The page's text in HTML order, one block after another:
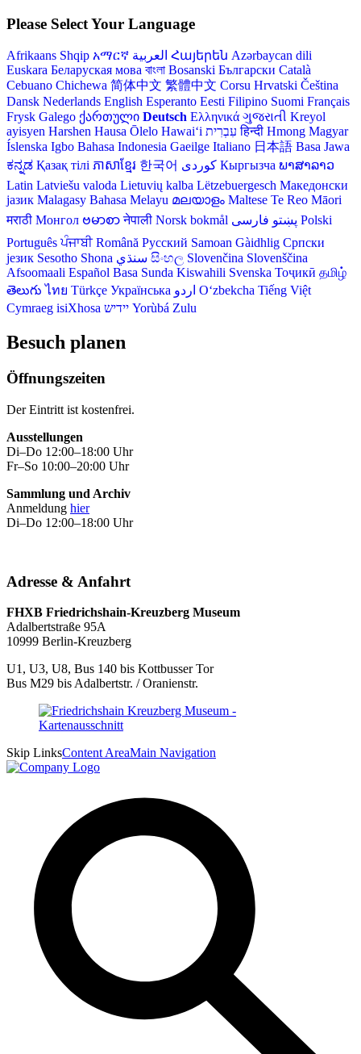
Please Select Your Language
Afrikaans Shqip አማርኛ العربية Հայերեն Azərbaycan dili
Euskara Беларуская мова বাংলা Bosanski Български Català
Cebuano Chichewa 简体中文 繁體中文 Corsu Hrvatski Čeština‎
Dansk Nederlands English Esperanto Eesti Filipino Suomi Français
Frysk Galego ქართული Deutsch Ελληνικά ગુજરાતી Kreyol
ayisyen Harshen Hausa Ōlelo Hawaiʻi עִבְרִית हिन्दी Hmong Magyar
Íslenska Igbo Bahasa Indonesia Gaeilge Italiano 日本語 Basa Jawa
ಕನ್ನಡ Қазақ тілі ភាសាខ្មែរ 한국어 Кыргызча ພາສາລາວ
Latin Latviešu valoda Lietuvių kalba Lëtzebuergesch Македонски
јазик Malagasy Bahasa Melayu മലയാളം Maltese Te Reo Māori
मराठी Монгол ဗမာစာ नेपाली Norsk bokmål پښتو فارسی
Polski
Português ਪੰਜਾਬੀ Română Русский Samoan Gàidhlig Српски
језик Sesotho Shona سنڌي සිංහල Slovenčina Slovenščina
Afsoomaali Español Basa Sunda Kiswahili Svenska Тоҷикӣ தமிழ்
తెలుగు ไทย Türkçe Українська اردو O‘zbekcha Tiếng Việt
Cymraeg isiXhosa יידיש Yorùbá Zulu
Besuch planen
Öffnungszeiten
Der Eintritt ist kostenfrei.
Ausstellungen
Di–Do 12:00–18:00 Uhr
Fr–So 10:00–20:00 Uhr
Sammlung und Archiv
Anmeldung hier
Di–Do 12:00–18:00 Uhr
Adresse & Anfahrt
FHXB Friedrichshain-Kreuzberg Museum
Adalbertstraße 95A
10999 Berlin-Kreuzberg
U1, U3, U8, Bus 140 bis Kottbusser Tor
Bus M29 bis Adalbertstr. / Oranienstr.
Skip LinksContent AreaMain Navigation